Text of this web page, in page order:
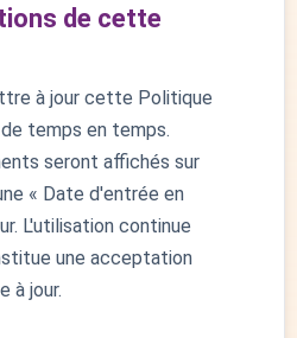
de cette
à jour cette Politique
temps en temps.
seront affichés sur
« Date d'entrée en
L'utilisation continue
une acceptation
à jour.